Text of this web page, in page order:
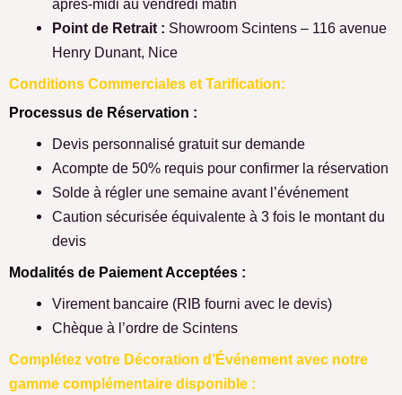
après-midi au vendredi matin
Point de Retrait : Showroom Scintens – 116 avenue
Henry Dunant, Nice
Conditions Commerciales et Tarification:
Processus de Réservation :
Devis personnalisé gratuit sur demande
Acompte de 50% requis pour confirmer la réservation
Solde à régler une semaine avant l’événement
Caution sécurisée équivalente à 3 fois le montant du
devis
Modalités de Paiement Acceptées :
Virement bancaire (RIB fourni avec le devis)
Chèque à l’ordre de Scintens
Complétez votre Décoration d’Événement avec notre
gamme complémentaire disponible :